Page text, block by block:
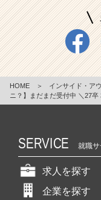
HOME ＞ インサイド・ア
ニ？】まだまだ受付中 ＼27
SERVICE 就職
求人を探す
企業を探す